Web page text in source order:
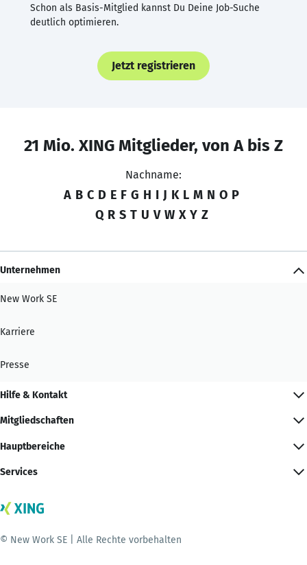
Schon als Basis-Mitglied kannst Du Deine Job-Suche
deutlich optimieren.
Jetzt registrieren
21 Mio. XING Mitglieder, von A bis Z
Nachname:
A B C D E F G H I J K L M N O P
Q R S T U V W X Y Z
Unternehmen
New Work SE
Karriere
Presse
Hilfe & Kontakt
Mitgliedschaften
Hauptbereiche
Services
© New Work SE | Alle Rechte vorbehalten